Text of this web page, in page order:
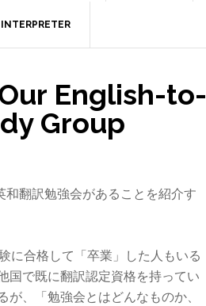
English-to-
Group
翻訳勉強会があることを紹介す
に合格して「卒業」した人もいる
国で既に翻訳認定資格を持ってい
、「勉強会とはどんなものか、